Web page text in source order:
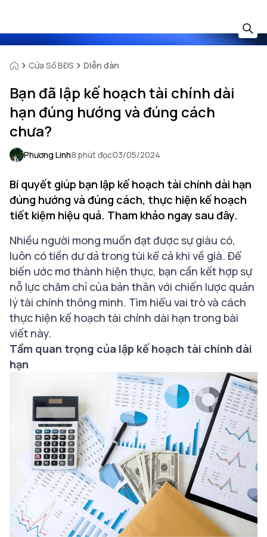
Cửa Sổ BĐS Diễn đàn
Bạn đã lập kế hoạch tài chính dài
hạn đúng hướng và đúng cách
chưa?
Phương Linh8 phút đọc03/05/2024
Bí quyết giúp bạn lập kế hoạch tài chính dài hạn
đúng hướng và đúng cách, thực hiện kế hoạch
tiết kiệm hiệu quả. Tham khảo ngay sau đây.
Nhiều người mong muốn đạt được sự giàu có,
luôn có tiền dư dả trong túi kể cả khi về già. Để
biến ước mơ thành hiện thực, bạn cần kết hợp sự
nỗ lực chăm chỉ của bản thân với chiến lược quản
lý tài chính thông minh. Tìm hiểu vai trò và cách
thực hiện kế hoạch tài chính dài hạn trong bài
viết này.
Tầm quan trọng của lập kế hoạch tài chính dài
hạn